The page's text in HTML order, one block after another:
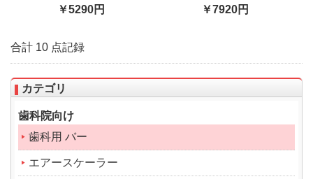
￥5290円
￥7920円
合計 10 点記録
カテゴリ
歯科院向け
歯科用 バー
エアースケーラー